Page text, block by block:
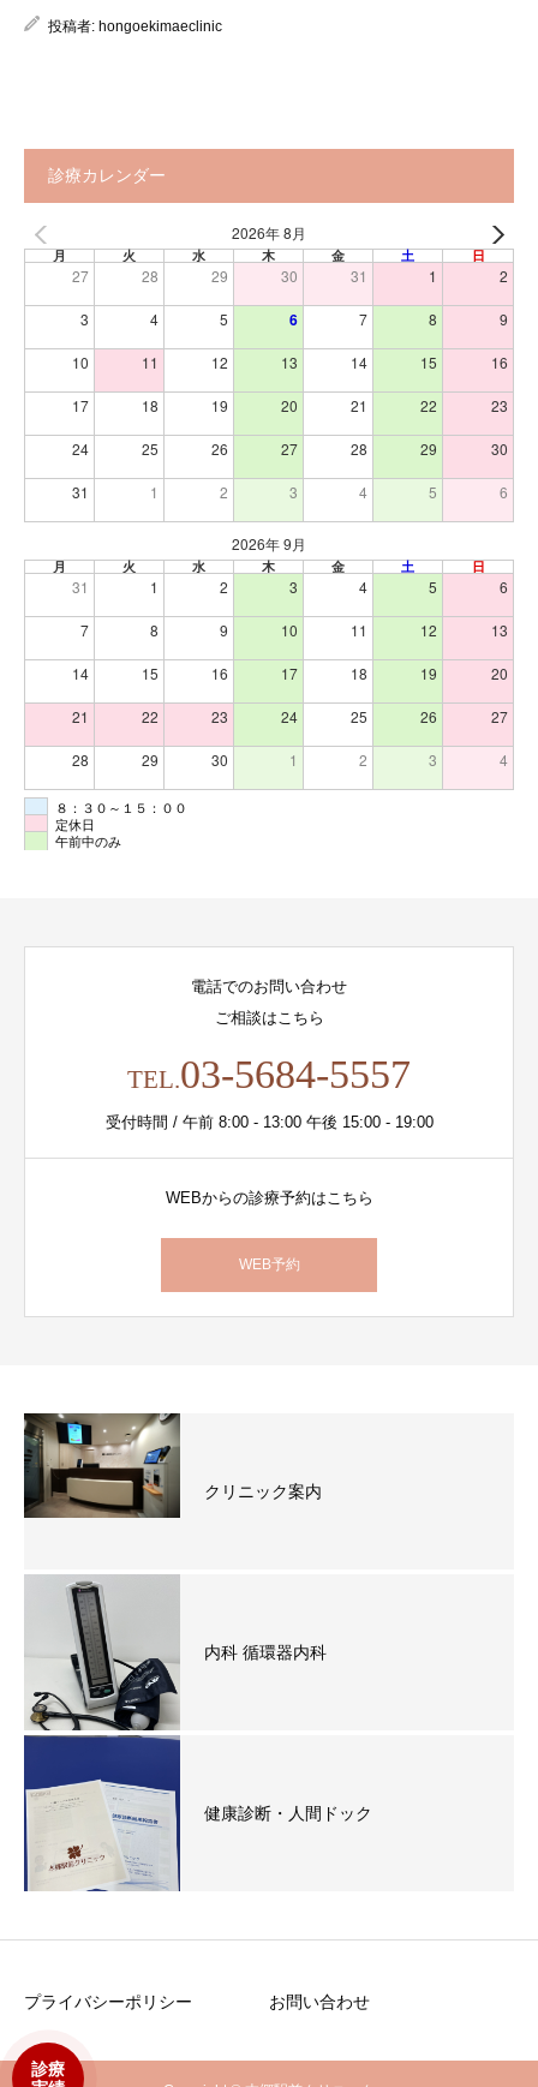
診療
投稿者: hongoekimaeclinic
診療カレンダー
2026年 8月
月 火 水 木 金 土 日
27 28 29 30 31 1 2
3 4 5 6 7 8 9
10 11 12 13 14 15 16
17 18 19 20 21 22 23
24 25 26 27 28 29 30
31 1 2 3 4 5 6
2026年 9月
月 火 水 木 金 土 日
31 1 2 3 4 5 6
7 8 9 10 11 12 13
14 15 16 17 18 19 20
21 22 23 24 25 26 27
28 29 30 1 2 3 4
８：３０～１５：００
定休日
午前中のみ
電話でのお問い合わせ
ご相談はこちら
TEL.03-5684-5557
受付時間 / 午前 8:00 - 13:00 午後 15:00 - 19:00
WEBからの診療予約はこちら
WEB予約
クリニック案内
内科 循環器内科
健康診断・人間ドック
プライバシーポリシー お問い合わせ